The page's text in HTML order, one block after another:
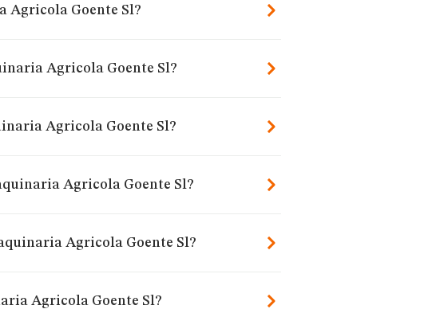
Agricola Goente Sl?
Agricola Goente Sl?
Agricola Goente Sl?
Agricola Goente Sl?
Agricola Goente Sl?
Agricola Goente Sl?